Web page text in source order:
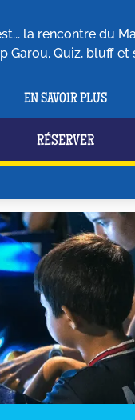
la rencontre du
Garou. Quiz, bluff et
EN SAVOIR PLUS
RÉSERVER